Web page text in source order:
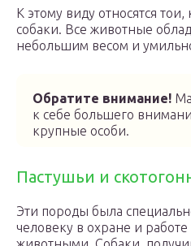
К этому виду относятся
собаки. Все животные
небольшим весом и
Обратите внимание!
к себе большего
крупные особи.
Пастушьи и
Эти породы была
человеку в охране и